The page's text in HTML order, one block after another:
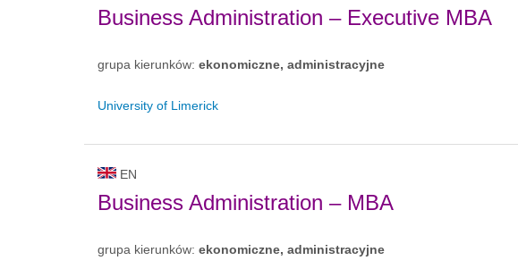
Business Administration – Executive MBA
grupa kierunków: ekonomiczne, administracyjne
University of Limerick
EN
Business Administration – MBA
grupa kierunków: ekonomiczne, administracyjne